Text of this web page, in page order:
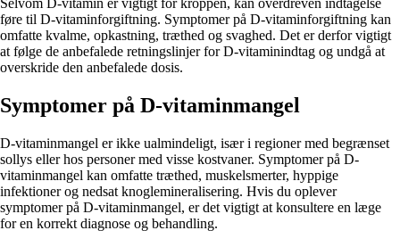
Selvom D-vitamin er vigtigt for kroppen, kan overdreven indtagelse
føre til D-vitaminforgiftning. Symptomer på D-vitaminforgiftning kan
omfatte kvalme, opkastning, træthed og svaghed. Det er derfor vigtigt
at følge de anbefalede retningslinjer for D-vitaminindtag og undgå at
overskride den anbefalede dosis.
Symptomer på D-vitaminmangel
D-vitaminmangel er ikke ualmindeligt, især i regioner med begrænset
sollys eller hos personer med visse kostvaner. Symptomer på D-
vitaminmangel kan omfatte træthed, muskelsmerter, hyppige
infektioner og nedsat knoglemineralisering. Hvis du oplever
symptomer på D-vitaminmangel, er det vigtigt at konsultere en læge
for en korrekt diagnose og behandling.